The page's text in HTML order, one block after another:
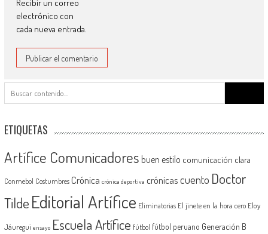
Recibir un correo
electrónico con
cada nueva entrada.
ETIQUETAS
Artífice Comunicadores buen estilo comunicación clara
Conmebol Costumbres Crónica crónica deportiva crónicascuento Doctor
Tilde Editorial Artífice Eliminatorias El jinete en la hora cero Eloy
Jáuregui ensayo Escuela Artífice fútbol fútbol peruano Generación B